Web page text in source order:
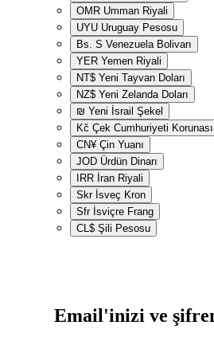
OMR Umman Riyali
UYU Uruguay Pesosu
Bs. S Venezuela Bolivarı
YER Yemen Riyali
NT$ Yeni Tayvan Doları
NZ$ Yeni Zelanda Doları
₪ Yeni İsrail Şekel
Kč Çek Cumhuriyeti Korunası
CN¥ Çin Yuanı
JOD Ürdün Dinarı
IRR İran Riyali
Skr İsveç Kron
Sfr İsviçre Frang
CL$ Şili Pesosu
Email'inizi ve